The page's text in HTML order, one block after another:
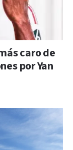
caro de
por Yan